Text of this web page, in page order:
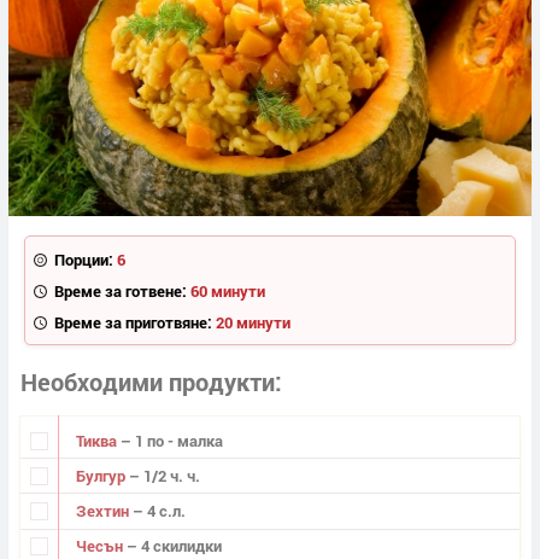
Порции: 6
Време за готвене: 60 минути
Време за приготвяне: 20 минути
Необходими продукти
Тиква – 1 по - малка
Булгур – 1/2 ч. ч.
Зехтин – 4 с.л.
Чесън – 4 скилидки